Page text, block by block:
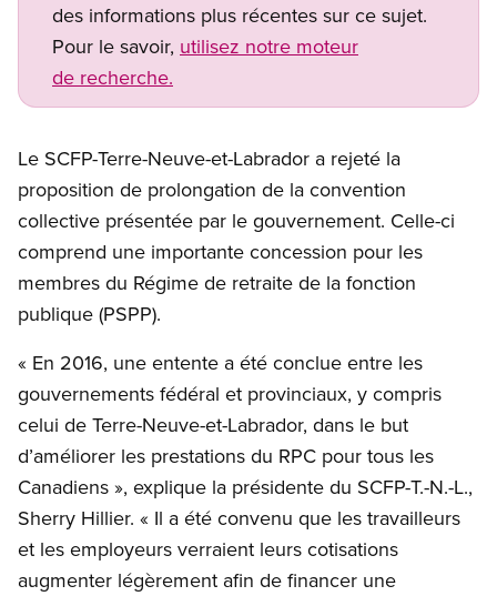
des informations plus récentes sur ce sujet.
Pour le savoir, utilisez notre moteur
de recherche.
Le SCFP-Terre-Neuve-et-Labrador a rejeté la
proposition de prolongation de la convention
collective présentée par le gouvernement. Celle-ci
comprend une importante concession pour les
membres du Régime de retraite de la fonction
publique (PSPP).
« En 2016, une entente a été conclue entre les
gouvernements fédéral et provinciaux, y compris
celui de Terre-Neuve-et-Labrador, dans le but
d’améliorer les prestations du RPC pour tous les
Canadiens », explique la présidente du SCFP-T.-N.-L.,
Sherry Hillier. « Il a été convenu que les travailleurs
et les employeurs verraient leurs cotisations
augmenter légèrement afin de financer une